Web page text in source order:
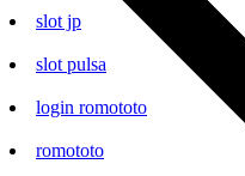
slot jp
slot pulsa
login romototo
romototo